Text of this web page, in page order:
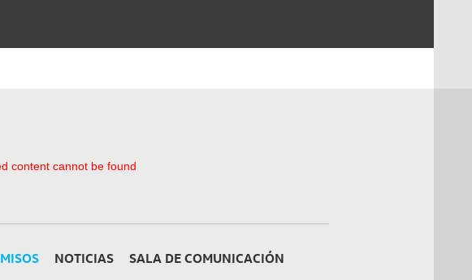
content cannot be found
NOTICIAS SALA DE COMUNICACIÓN